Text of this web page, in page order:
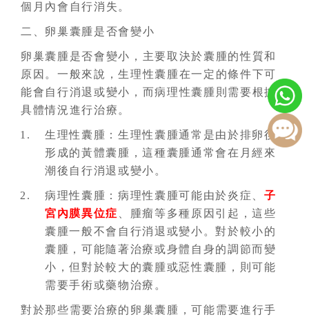
個月內會自行消失。
二、卵巢囊腫是否會變小
卵巢囊腫是否會變小，主要取決於囊腫的性質和
原因。一般來說，生理性囊腫在一定的條件下可
能會自行消退或變小，而病理性囊腫則需要根據
具體情況進行治療。
生理性囊腫：生理性囊腫通常是由於排卵後
形成的黃體囊腫，這種囊腫通常會在月經來
潮後自行消退或變小。
病理性囊腫：病理性囊腫可能由於炎症、子
宮內膜異位症
、腫瘤等多種原因引起，這些
囊腫一般不會自行消退或變小。對於較小的
囊腫，可能隨著治療或身體自身的調節而變
小，但對於較大的囊腫或惡性囊腫，則可能
需要手術或藥物治療。
對於那些需要治療的卵巢囊腫，可能需要進行手